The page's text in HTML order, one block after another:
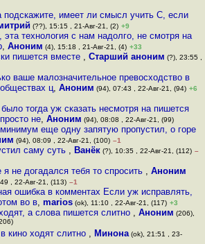
подскажите, имеет ли смысл учить С, если
(??), 15:15 , 21-Авг-21, (2) +9
эта технология с нам надолго, не смотря на
, Аноним (4), 15:18 , 21-Авг-21, (4) +33
пишется вместе , Старший аноним (?), 23:55 ,
ваше малозначительное превосходство в
ц,Аноним (94), 07:43 , 22-Авг-21, (94) +6
тогда уж сказать несмотря на пишется
не, Аноним (94), 08:08 , 22-Авг-21, (99)
еще одну запятую пропустил, о горе
(94), 08:09 , 22-Авг-21, (100) –1
саму суть , Ванёк (?), 10:35 , 22-Авг-21, (112) –
я не догадался тебя то спросить , Аноним
, 22-Авг-21, (113) –1
ошибка в комментах Если уж исправлять,
во в,marios (ok), 11:10 , 22-Авг-21, (117) +3
а слова пишется слитно ,Аноним (206),
кино ходят слитно , Минона(ok), 21:51 , 23-